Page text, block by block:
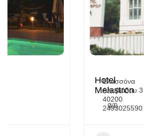
Αλκιβιάδου 3 Ελασσόνα